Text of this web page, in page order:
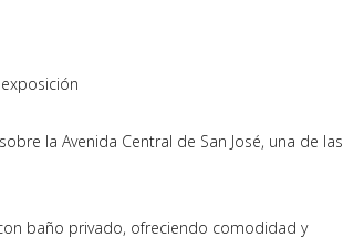
la Avenida Central de San José, una de las
baño privado, ofreciendo comodidad y